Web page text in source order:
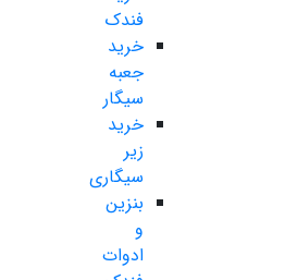
فندک
خرید
جعبه
سیگار
خرید
زیر
سیگاری
بنزین
و
ادوات